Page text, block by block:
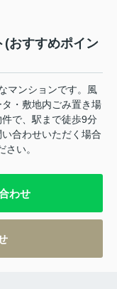
(おすすめポイン
マンションです。風
・敷地内ごみ置き場
で、駅まで徒歩9分
合わせいただく場合
い。
わせ